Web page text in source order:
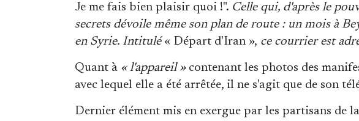
Je me fais bien plaisir quoi !". Celle qui, d'après le
secrets dévoile même son plan de route : un mois à
en Syrie. Intitulé« Départ d'Iran », ce courrier est
Quant à « l'appareil »contenant les photos des
avec lequel elle a été arrêtée, il ne s'agit que de son
Dernier élément mis en exergue par les partisans de